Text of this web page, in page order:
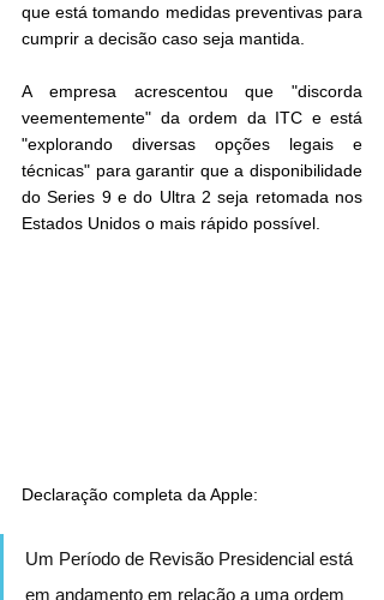
que está tomando medidas preventivas para
cumprir a decisão caso seja mantida.
A empresa acrescentou que "discorda
veementemente" da ordem da ITC e está
"explorando diversas opções legais e
técnicas" para garantir que a disponibilidade
do Series 9 e do Ultra 2 seja retomada nos
Estados Unidos o mais rápido possível.
Declaração completa da Apple:
Um Período de Revisão Presidencial está
em andamento em relação a uma ordem